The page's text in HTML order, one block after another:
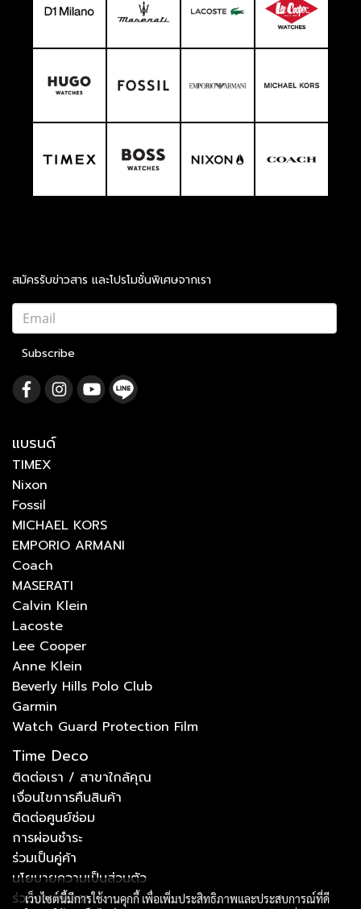
สมัครรับข่าวสาร และโปรโมชั่นพิเศษจากเรา
Subscribe
แบรนด์
TIMEX
Nixon
Fossil
MICHAEL KORS
EMPORIO ARMANI
Coach
MASERATI
Calvin Klein
Lacoste
Lee Cooper
Anne Klein
Beverly Hills Polo Club
Garmin
Watch Guard Protection Film
Time Deco
ติดต่อเรา / สาขาใกล้คุณ
เงื่อนไขการคืนสินค้า
ติดต่อศูนย์ซ่อม
การผ่อนชำระ
ร่วมเป็นคู่ค้า
นโยบายความเป็นส่วนตัว
ร่วมงานกับเรา
เว็บไซต์นี้มีการใช้งานคุกกี้ เพื่อเพิ่มประสิทธิภาพและประสบการณ์ที่ดี